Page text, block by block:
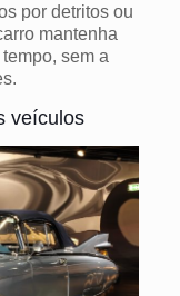
​​por detritos ou
mantenha
sem a
veículos